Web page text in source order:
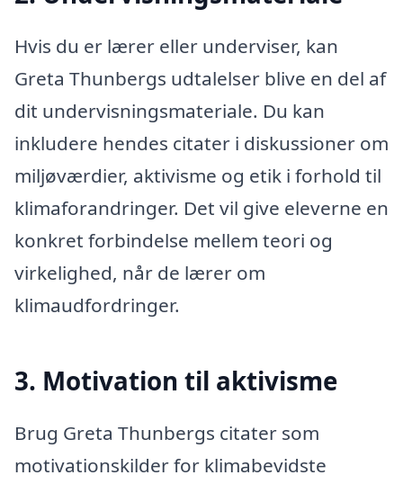
Hvis du er lærer eller underviser, kan
Greta Thunbergs udtalelser blive en del af
dit undervisningsmateriale. Du kan
inkludere hendes citater i diskussioner om
miljøværdier, aktivisme og etik i forhold til
klimaforandringer. Det vil give eleverne en
konkret forbindelse mellem teori og
virkelighed, når de lærer om
klimaudfordringer.
3. Motivation til aktivisme
Brug Greta Thunbergs citater som
motivationskilder for klimabevidste